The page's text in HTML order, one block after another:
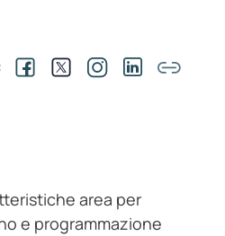
area per
e programmazione